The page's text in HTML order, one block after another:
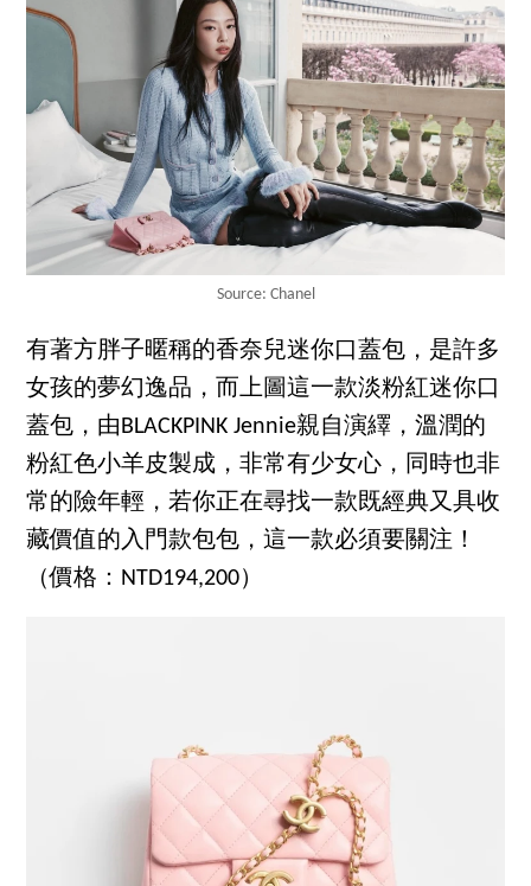
Source: Chanel
有著方胖子暱稱的香奈兒迷你口蓋包，是許多
女孩的夢幻逸品，而上圖這一款淡粉紅迷你口
蓋包，由BLACKPINK Jennie親自演繹，溫潤的
粉紅色小羊皮製成，非常有少女心，同時也非
常的險年輕，若你正在尋找一款既經典又具收
藏價值的入門款包包，這一款必須要關注！
（價格：NTD194,200）